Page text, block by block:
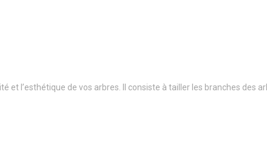
et l’esthétique de vos arbres. Il consiste à tailler les branches des